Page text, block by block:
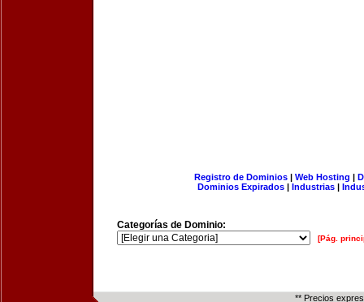
Registro de Dominios| Web Hosting |
Dominios Expirados | Industrias |
Categorías de Dominio:
[Pág.
** Precios